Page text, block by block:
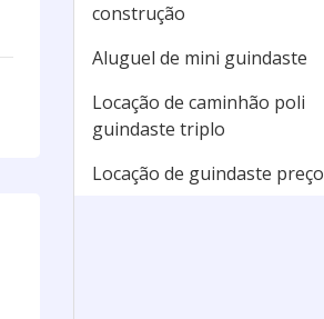
construção
Aluguel de mini guindaste
Locação de caminhão poli
guindaste triplo
Locação de guindaste preço